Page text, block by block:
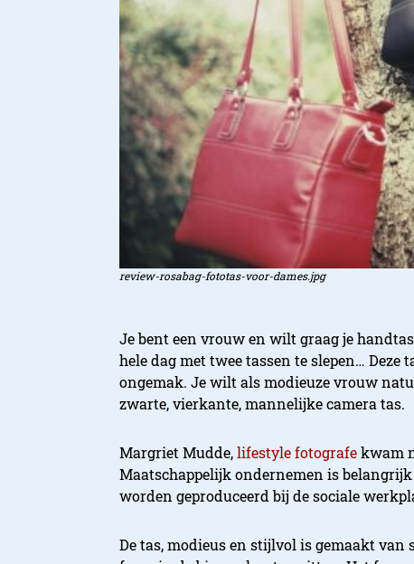
review-rosabag-fototas-voor-dames.jpg
Je bent een vrouw en wilt graag je
hele dag met twee tassen te slepen…
ongemak. Je wilt als modieuze vrouw
zwarte, vierkante, mannelijke camera tas.
Margriet Mudde,lifestyle fotografekwam
Maatschappelijk ondernemen is
worden geproduceerd bij de sociale
De tas, modieus en stijlvol is gemaakt